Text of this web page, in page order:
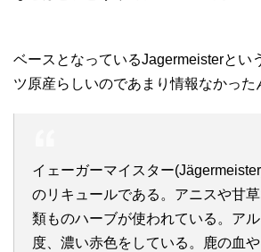
ベースとなっているJagermeisterとい
ツ原産らしいのであまり情報なかった
イェーガーマイスター
のリキュールである。アニスや甘
類ものハーブが使われている。ア
度、濃い赤色をしている。鹿の血